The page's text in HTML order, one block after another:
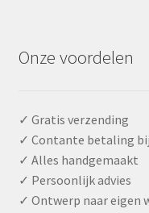
Onze voordelen
✓ Gratis verzending
✓ Contante betaling
✓ Alles handgemaakt
✓ Persoonlijk advies
✓ Ontwerp naar eigen